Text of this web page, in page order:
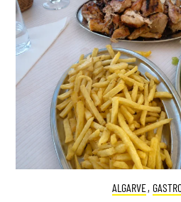
ALGARVE,